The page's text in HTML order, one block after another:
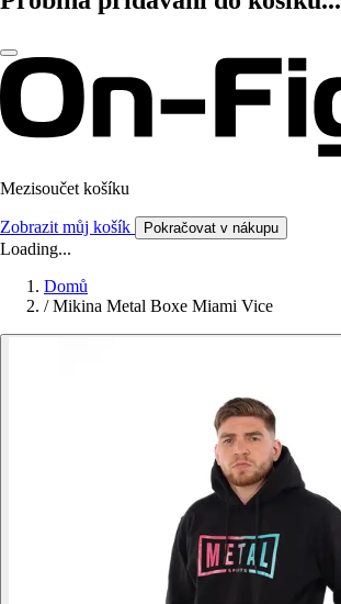
Mezisoučet košíku
Zobrazit můj košík Pokračovat v nákupu
Loading...
Domů
/ Mikina Metal Boxe Miami Vice